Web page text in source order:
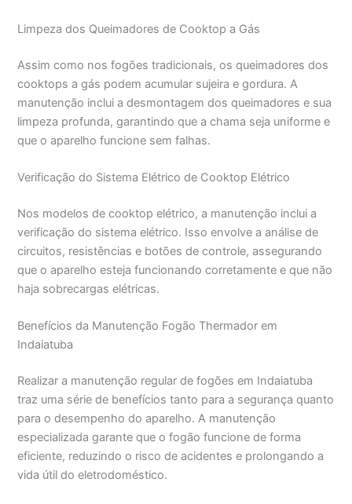
Limpeza dos Queimadores de Cooktop a Gás
Assim como nos fogões tradicionais, os queimadores dos
cooktops a gás podem acumular sujeira e gordura. A
manutenção inclui a desmontagem dos queimadores e sua
limpeza profunda, garantindo que a chama seja uniforme e
que o aparelho funcione sem falhas.
Verificação do Sistema Elétrico de Cooktop Elétrico
Nos modelos de cooktop elétrico, a manutenção inclui a
verificação do sistema elétrico. Isso envolve a análise de
circuitos, resistências e botões de controle, assegurando
que o aparelho esteja funcionando corretamente e que não
haja sobrecargas elétricas.
Benefícios da Manutenção Fogão Thermador em
Indaiatuba
Realizar a manutenção regular de fogões em Indaiatuba
traz uma série de benefícios tanto para a segurança quanto
para o desempenho do aparelho. A manutenção
especializada garante que o fogão funcione de forma
eficiente, reduzindo o risco de acidentes e prolongando a
vida útil do eletrodoméstico.